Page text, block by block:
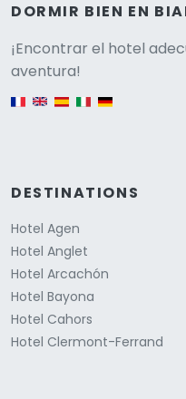
DORMIR BIEN EN
¡Encontrar el hotel
aventura!
English version
DESTINATIONS
Hotel Agen
Hotel Anglet
Hotel Arcachón
Hotel Bayona
Hotel Cahors
Hotel Clermont-Ferrand